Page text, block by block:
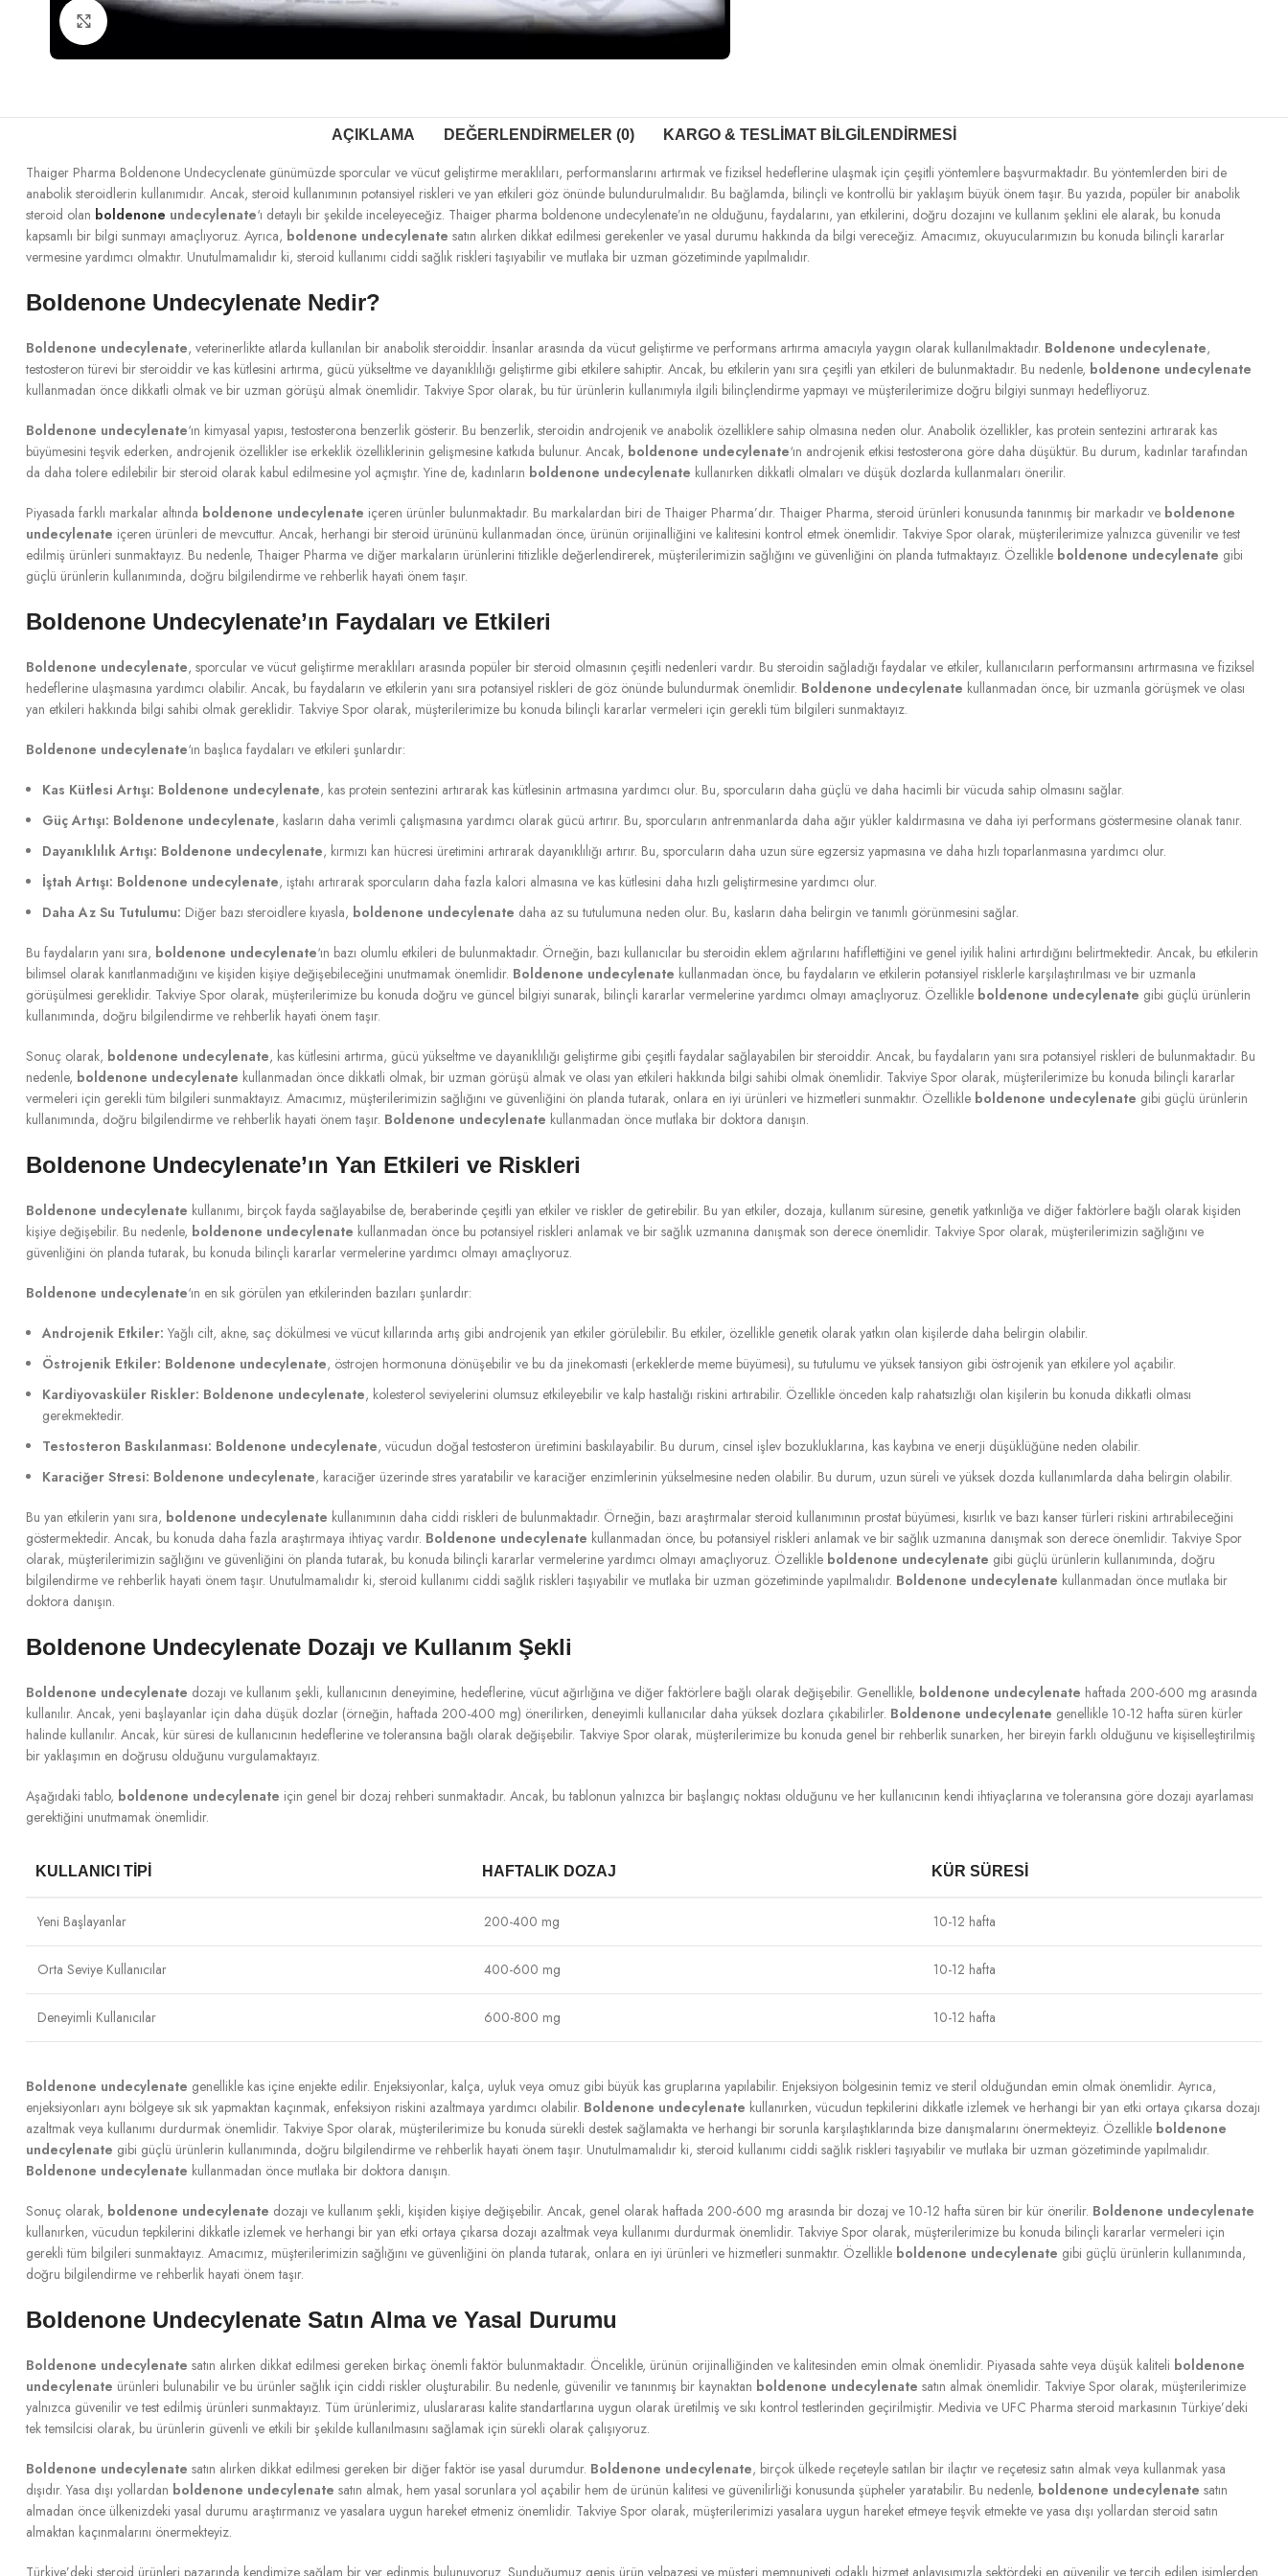
Büyütmek için tıklayın
AÇIKLAMA DEĞERLENDIRMELER (0) KARGO & TESLIMAT BILGILENDIRMESI
Thaiger Pharma Boldenone Undecyclenate günümüzde sporcular ve vücut geliştirme meraklıları, performanslarını artırmak ve fiziksel hedeflerine ulaşmak için çeşitli yöntemlere başvurmaktadır. Bu yöntemlerden biri de
anabolik steroidlerin kullanımıdır. Ancak, steroid kullanımının potansiyel riskleri ve yan etkileri göz önünde bulundurulmalıdır. Bu bağlamda, bilinçli ve kontrollü bir yaklaşım büyük önem taşır. Bu yazıda, popüler bir anabolik
steroid olan boldenone undecylenate‘ı detaylı bir şekilde inceleyeceğiz. Thaiger pharma boldenone undecylenate’ın ne olduğunu, faydalarını, yan etkilerini, doğru dozajını ve kullanım şeklini ele alarak, bu konuda
kapsamlı bir bilgi sunmayı amaçlıyoruz. Ayrıca, boldenone undecylenate satın alırken dikkat edilmesi gerekenler ve yasal durumu hakkında da bilgi vereceğiz. Amacımız, okuyucularımızın bu konuda bilinçli kararlar
vermesine yardımcı olmaktır. Unutulmamalıdır ki, steroid kullanımı ciddi sağlık riskleri taşıyabilir ve mutlaka bir uzman gözetiminde yapılmalıdır.
Boldenone Undecylenate Nedir?
Boldenone undecylenate, veterinerlikte atlarda kullanılan bir anabolik steroiddir. İnsanlar arasında da vücut geliştirme ve performans artırma amacıyla yaygın olarak kullanılmaktadır. Boldenone undecylenate,
testosteron türevi bir steroiddir ve kas kütlesini artırma, gücü yükseltme ve dayanıklılığı geliştirme gibi etkilere sahiptir. Ancak, bu etkilerin yanı sıra çeşitli yan etkileri de bulunmaktadır. Bu nedenle, boldenone undecylenate
kullanmadan önce dikkatli olmak ve bir uzman görüşü almak önemlidir. Takviye Spor olarak, bu tür ürünlerin kullanımıyla ilgili bilinçlendirme yapmayı ve müşterilerimize doğru bilgiyi sunmayı hedefliyoruz.
Boldenone undecylenate‘ın kimyasal yapısı, testosterona benzerlik gösterir. Bu benzerlik, steroidin androjenik ve anabolik özelliklere sahip olmasına neden olur. Anabolik özellikler, kas protein sentezini artırarak kas
büyümesini teşvik ederken, androjenik özellikler ise erkeklik özelliklerinin gelişmesine katkıda bulunur. Ancak, boldenone undecylenate‘ın androjenik etkisi testosterona göre daha düşüktür. Bu durum, kadınlar tarafından
da daha tolere edilebilir bir steroid olarak kabul edilmesine yol açmıştır. Yine de, kadınların boldenone undecylenate kullanırken dikkatli olmaları ve düşük dozlarda kullanmaları önerilir.
Piyasada farklı markalar altında boldenone undecylenate içeren ürünler bulunmaktadır. Bu markalardan biri de Thaiger Pharma’dır. Thaiger Pharma, steroid ürünleri konusunda tanınmış bir markadır ve boldenone
undecylenate içeren ürünleri de mevcuttur. Ancak, herhangi bir steroid ürününü kullanmadan önce, ürünün orijinalliğini ve kalitesini kontrol etmek önemlidir. Takviye Spor olarak, müşterilerimize yalnızca güvenilir ve test
edilmiş ürünleri sunmaktayız. Bu nedenle, Thaiger Pharma ve diğer markaların ürünlerini titizlikle değerlendirerek, müşterilerimizin sağlığını ve güvenliğini ön planda tutmaktayız. Özellikle boldenone undecylenate gibi
güçlü ürünlerin kullanımında, doğru bilgilendirme ve rehberlik hayati önem taşır.
Boldenone Undecylenate’ın Faydaları ve Etkileri
Boldenone undecylenate, sporcular ve vücut geliştirme meraklıları arasında popüler bir steroid olmasının çeşitli nedenleri vardır. Bu steroidin sağladığı faydalar ve etkiler, kullanıcıların performansını artırmasına ve fiziksel
hedeflerine ulaşmasına yardımcı olabilir. Ancak, bu faydaların ve etkilerin yanı sıra potansiyel riskleri de göz önünde bulundurmak önemlidir. Boldenone undecylenate kullanmadan önce, bir uzmanla görüşmek ve olası
yan etkileri hakkında bilgi sahibi olmak gereklidir. Takviye Spor olarak, müşterilerimize bu konuda bilinçli kararlar vermeleri için gerekli tüm bilgileri sunmaktayız.
Boldenone undecylenate‘ın başlıca faydaları ve etkileri şunlardır:
Kas Kütlesi Artışı: Boldenone undecylenate, kas protein sentezini artırarak kas kütlesinin artmasına yardımcı olur. Bu, sporcuların daha güçlü ve daha hacimli bir vücuda sahip olmasını sağlar.
Güç Artışı: Boldenone undecylenate, kasların daha verimli çalışmasına yardımcı olarak gücü artırır. Bu, sporcuların antrenmanlarda daha ağır yükler kaldırmasına ve daha iyi performans göstermesine olanak tanır.
Dayanıklılık Artışı: Boldenone undecylenate, kırmızı kan hücresi üretimini artırarak dayanıklılığı artırır. Bu, sporcuların daha uzun süre egzersiz yapmasına ve daha hızlı toparlanmasına yardımcı olur.
İştah Artışı: Boldenone undecylenate, iştahı artırarak sporcuların daha fazla kalori almasına ve kas kütlesini daha hızlı geliştirmesine yardımcı olur.
Daha Az Su Tutulumu: Diğer bazı steroidlere kıyasla, boldenone undecylenate daha az su tutulumuna neden olur. Bu, kasların daha belirgin ve tanımlı görünmesini sağlar.
Bu faydaların yanı sıra, boldenone undecylenate‘ın bazı olumlu etkileri de bulunmaktadır. Örneğin, bazı kullanıcılar bu steroidin eklem ağrılarını hafiflettiğini ve genel iyilik halini artırdığını belirtmektedir. Ancak, bu etkilerin
bilimsel olarak kanıtlanmadığını ve kişiden kişiye değişebileceğini unutmamak önemlidir. Boldenone undecylenate kullanmadan önce, bu faydaların ve etkilerin potansiyel risklerle karşılaştırılması ve bir uzmanla
görüşülmesi gereklidir. Takviye Spor olarak, müşterilerimize bu konuda doğru ve güncel bilgiyi sunarak, bilinçli kararlar vermelerine yardımcı olmayı amaçlıyoruz. Özellikle boldenone undecylenate gibi güçlü ürünlerin
kullanımında, doğru bilgilendirme ve rehberlik hayati önem taşır.
Sonuç olarak, boldenone undecylenate, kas kütlesini artırma, gücü yükseltme ve dayanıklılığı geliştirme gibi çeşitli faydalar sağlayabilen bir steroiddir. Ancak, bu faydaların yanı sıra potansiyel riskleri de bulunmaktadır. Bu
nedenle, boldenone undecylenate kullanmadan önce dikkatli olmak, bir uzman görüşü almak ve olası yan etkileri hakkında bilgi sahibi olmak önemlidir. Takviye Spor olarak, müşterilerimize bu konuda bilinçli kararlar
vermeleri için gerekli tüm bilgileri sunmaktayız. Amacımız, müşterilerimizin sağlığını ve güvenliğini ön planda tutarak, onlara en iyi ürünleri ve hizmetleri sunmaktır. Özellikle boldenone undecylenate gibi güçlü ürünlerin
kullanımında, doğru bilgilendirme ve rehberlik hayati önem taşır. Boldenone undecylenate kullanmadan önce mutlaka bir doktora danışın.
Boldenone Undecylenate’ın Yan Etkileri ve Riskleri
Boldenone undecylenate kullanımı, birçok fayda sağlayabilse de, beraberinde çeşitli yan etkiler ve riskler de getirebilir. Bu yan etkiler, dozaja, kullanım süresine, genetik yatkınlığa ve diğer faktörlere bağlı olarak kişiden
kişiye değişebilir. Bu nedenle, boldenone undecylenate kullanmadan önce bu potansiyel riskleri anlamak ve bir sağlık uzmanına danışmak son derece önemlidir. Takviye Spor olarak, müşterilerimizin sağlığını ve
güvenliğini ön planda tutarak, bu konuda bilinçli kararlar vermelerine yardımcı olmayı amaçlıyoruz.
Boldenone undecylenate‘ın en sık görülen yan etkilerinden bazıları şunlardır:
Androjenik Etkiler: Yağlı cilt, akne, saç dökülmesi ve vücut kıllarında artış gibi androjenik yan etkiler görülebilir. Bu etkiler, özellikle genetik olarak yatkın olan kişilerde daha belirgin olabilir.
Östrojenik Etkiler: Boldenone undecylenate, östrojen hormonuna dönüşebilir ve bu da jinekomasti (erkeklerde meme büyümesi), su tutulumu ve yüksek tansiyon gibi östrojenik yan etkilere yol açabilir.
Kardiyovasküler Riskler: Boldenone undecylenate, kolesterol seviyelerini olumsuz etkileyebilir ve kalp hastalığı riskini artırabilir. Özellikle önceden kalp rahatsızlığı olan kişilerin bu konuda dikkatli olması
gerekmektedir.
Testosteron Baskılanması: Boldenone undecylenate, vücudun doğal testosteron üretimini baskılayabilir. Bu durum, cinsel işlev bozukluklarına, kas kaybına ve enerji düşüklüğüne neden olabilir.
Karaciğer Stresi: Boldenone undecylenate, karaciğer üzerinde stres yaratabilir ve karaciğer enzimlerinin yükselmesine neden olabilir. Bu durum, uzun süreli ve yüksek dozda kullanımlarda daha belirgin olabilir.
Bu yan etkilerin yanı sıra, boldenone undecylenate kullanımının daha ciddi riskleri de bulunmaktadır. Örneğin, bazı araştırmalar steroid kullanımının prostat büyümesi, kısırlık ve bazı kanser türleri riskini artırabileceğini
göstermektedir. Ancak, bu konuda daha fazla araştırmaya ihtiyaç vardır. Boldenone undecylenate kullanmadan önce, bu potansiyel riskleri anlamak ve bir sağlık uzmanına danışmak son derece önemlidir. Takviye Spor
olarak, müşterilerimizin sağlığını ve güvenliğini ön planda tutarak, bu konuda bilinçli kararlar vermelerine yardımcı olmayı amaçlıyoruz. Özellikle boldenone undecylenate gibi güçlü ürünlerin kullanımında, doğru
bilgilendirme ve rehberlik hayati önem taşır. Unutulmamalıdır ki, steroid kullanımı ciddi sağlık riskleri taşıyabilir ve mutlaka bir uzman gözetiminde yapılmalıdır. Boldenone undecylenate kullanmadan önce mutlaka bir
doktora danışın.
Boldenone Undecylenate Dozajı ve Kullanım Şekli
Boldenone undecylenate dozajı ve kullanım şekli, kullanıcının deneyimine, hedeflerine, vücut ağırlığına ve diğer faktörlere bağlı olarak değişebilir. Genellikle, boldenone undecylenate haftada 200-600 mg arasında
kullanılır. Ancak, yeni başlayanlar için daha düşük dozlar (örneğin, haftada 200-400 mg) önerilirken, deneyimli kullanıcılar daha yüksek dozlara çıkabilirler. Boldenone undecylenate genellikle 10-12 hafta süren kürler
halinde kullanılır. Ancak, kür süresi de kullanıcının hedeflerine ve toleransına bağlı olarak değişebilir. Takviye Spor olarak, müşterilerimize bu konuda genel bir rehberlik sunarken, her bireyin farklı olduğunu ve kişiselleştirilmiş
bir yaklaşımın en doğrusu olduğunu vurgulamaktayız.
Aşağıdaki tablo, boldenone undecylenate için genel bir dozaj rehberi sunmaktadır. Ancak, bu tablonun yalnızca bir başlangıç noktası olduğunu ve her kullanıcının kendi ihtiyaçlarına ve toleransına göre dozajı ayarlaması
gerektiğini unutmamak önemlidir.
KULLANICI TIPI HAFTALIK DOZAJ KÜR SÜRESI
Yeni Başlayanlar 200-400 mg 10-12 hafta
Orta Seviye Kullanıcılar 400-600 mg 10-12 hafta
Deneyimli Kullanıcılar 600-800 mg 10-12 hafta
Boldenone undecylenate genellikle kas içine enjekte edilir. Enjeksiyonlar, kalça, uyluk veya omuz gibi büyük kas gruplarına yapılabilir. Enjeksiyon bölgesinin temiz ve steril olduğundan emin olmak önemlidir. Ayrıca,
enjeksiyonları aynı bölgeye sık sık yapmaktan kaçınmak, enfeksiyon riskini azaltmaya yardımcı olabilir. Boldenone undecylenate kullanırken, vücudun tepkilerini dikkatle izlemek ve herhangi bir yan etki ortaya çıkarsa dozajı
azaltmak veya kullanımı durdurmak önemlidir. Takviye Spor olarak, müşterilerimize bu konuda sürekli destek sağlamakta ve herhangi bir sorunla karşılaştıklarında bize danışmalarını önermekteyiz. Özellikle boldenone
undecylenate gibi güçlü ürünlerin kullanımında, doğru bilgilendirme ve rehberlik hayati önem taşır. Unutulmamalıdır ki, steroid kullanımı ciddi sağlık riskleri taşıyabilir ve mutlaka bir uzman gözetiminde yapılmalıdır.
Boldenone undecylenate kullanmadan önce mutlaka bir doktora danışın.
Sonuç olarak, boldenone undecylenate dozajı ve kullanım şekli, kişiden kişiye değişebilir. Ancak, genel olarak haftada 200-600 mg arasında bir dozaj ve 10-12 hafta süren bir kür önerilir. Boldenone undecylenate
kullanırken, vücudun tepkilerini dikkatle izlemek ve herhangi bir yan etki ortaya çıkarsa dozajı azaltmak veya kullanımı durdurmak önemlidir. Takviye Spor olarak, müşterilerimize bu konuda bilinçli kararlar vermeleri için
gerekli tüm bilgileri sunmaktayız. Amacımız, müşterilerimizin sağlığını ve güvenliğini ön planda tutarak, onlara en iyi ürünleri ve hizmetleri sunmaktır. Özellikle boldenone undecylenate gibi güçlü ürünlerin kullanımında,
doğru bilgilendirme ve rehberlik hayati önem taşır.
Boldenone Undecylenate Satın Alma ve Yasal Durumu
Boldenone undecylenate satın alırken dikkat edilmesi gereken birkaç önemli faktör bulunmaktadır. Öncelikle, ürünün orijinalliğinden ve kalitesinden emin olmak önemlidir. Piyasada sahte veya düşük kaliteli boldenone
undecylenate ürünleri bulunabilir ve bu ürünler sağlık için ciddi riskler oluşturabilir. Bu nedenle, güvenilir ve tanınmış bir kaynaktan boldenone undecylenate satın almak önemlidir. Takviye Spor olarak, müşterilerimize
yalnızca güvenilir ve test edilmiş ürünleri sunmaktayız. Tüm ürünlerimiz, uluslararası kalite standartlarına uygun olarak üretilmiş ve sıkı kontrol testlerinden geçirilmiştir. Medivia ve UFC Pharma steroid markasının Türkiye’deki
tek temsilcisi olarak, bu ürünlerin güvenli ve etkili bir şekilde kullanılmasını sağlamak için sürekli olarak çalışıyoruz.
Boldenone undecylenate satın alırken dikkat edilmesi gereken bir diğer faktör ise yasal durumdur. Boldenone undecylenate, birçok ülkede reçeteyle satılan bir ilaçtır ve reçetesiz satın almak veya kullanmak yasa
dışıdır. Yasa dışı yollardan boldenone undecylenate satın almak, hem yasal sorunlara yol açabilir hem de ürünün kalitesi ve güvenilirliği konusunda şüpheler yaratabilir. Bu nedenle, boldenone undecylenate satın
almadan önce ülkenizdeki yasal durumu araştırmanız ve yasalara uygun hareket etmeniz önemlidir. Takviye Spor olarak, müşterilerimizi yasalara uygun hareket etmeye teşvik etmekte ve yasa dışı yollardan steroid satın
almaktan kaçınmalarını önermekteyiz.